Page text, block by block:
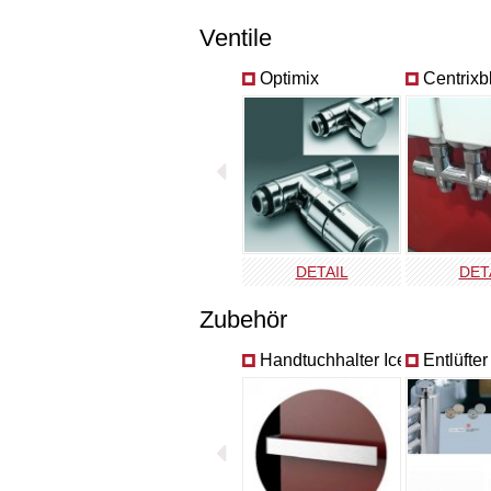
Ventile
Optimix
DETAIL
Zubehör
Handtuchhalter Ice